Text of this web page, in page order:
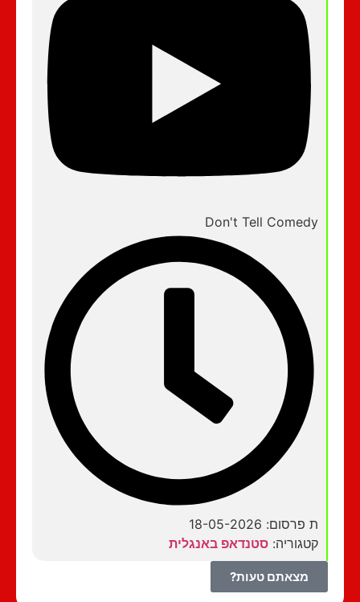
Don't Tell Comedy
ת פרסום: 18-05-2026
קטגוריה:סטנדאפ באנגלית
מצאתם טעות?